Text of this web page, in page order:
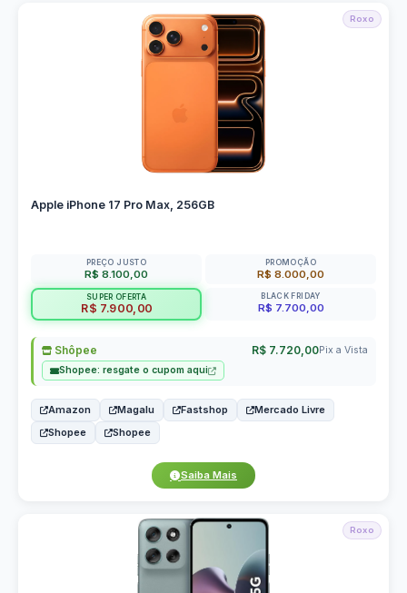
Roxo
Apple iPhone 17 Pro Max, 256GB
PREÇO JUSTO
R$ 8.100,00
PROMOÇÃO
R$ 8.000,00
SUPER OFERTA
R$ 7.900,00
BLACK FRIDAY
R$ 7.700,00
Shôpee R$ 7.720,00Pix a Vista
Shopee: resgate o cupom aqui
Amazon Magalu Fastshop
Mercado Livre
Shopee
Shopee
Saiba Mais
Roxo